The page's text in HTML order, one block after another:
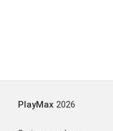
PlayMax 2026